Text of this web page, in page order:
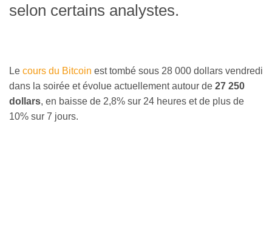
selon certains analystes.
Le cours du Bitcoin est tombé sous 28 000 dollars vendredi
dans la soirée et évolue actuellement autour de 27 250
dollars, en baisse de 2,8% sur 24 heures et de plus de
10% sur 7 jours.